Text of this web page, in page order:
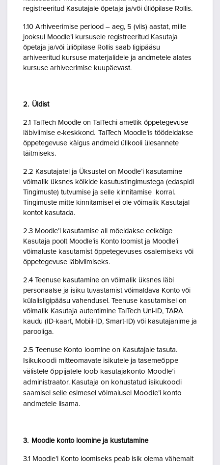
registreeritud Kasutajale õpetaja ja/või üliõpilase Rollis.
1.10 Arhiveerimise periood – aeg, 5 (viis) aastat, mille
jooksul Moodle’i kursusele registreeritud Kasutaja
õpetaja ja/või üliõpilase Rollis saab ligipääsu
arhiveeritud kursuse materjalidele ja andmetele alates
kursuse arhiveerimise kuupäevast.
2. Üldist
2.1 TalTech Moodle on TalTechi ametlik õppetegevuse
läbiviimise e-keskkond. TalTech Moodle’is töödeldakse
õppetegevuse käigus andmeid ülikooli ülesannete
täitmiseks.
2.2 Kasutajatel ja Üksustel on Moodle’i kasutamine
võimalik üksnes kõikide kasutustingimustega (edaspidi
Tingimuste) tutvumise ja selle kinnitamise korral.
Tingimuste mitte kinnitamisel ei ole võimalik Kasutajal
kontot kasutada.
2.3 Moodle’i kasutamise all mõeldakse eelkõige
Kasutaja poolt Moodle’is Konto loomist ja Moodle’i
võimaluste kasutamist õppetegevuses osalemiseks või
õppetegevuse läbiviimiseks.
2.4 Teenuse kasutamine on võimalik üksnes läbi
personaalse ja isiku tuvastamist võimaldava Konto või
külalisligipääsu vahendusel. Teenuse kasutamisel on
võimalik Kasutaja autentimine TalTech Uni-ID, TARA
kaudu (ID-kaart, Mobiil-ID, Smart-ID) või kasutajanime ja
parooliga.
2.5 Teenuse Konto loomine on Kasutajale tasuta.
Isikukoodi mitteomavate isikutele ja tasemeõppe
välistele õppijatele loob kasutajakonto Moodle’i
administraator. Kasutaja on kohustatud isikukoodi
saamisel selle esimesel võimalusel Moodle’i konto
andmetele lisama.
3. Moodle konto loomine ja kustutamine
3.1 Moodle’i Konto loomiseks peab isik olema vähemalt